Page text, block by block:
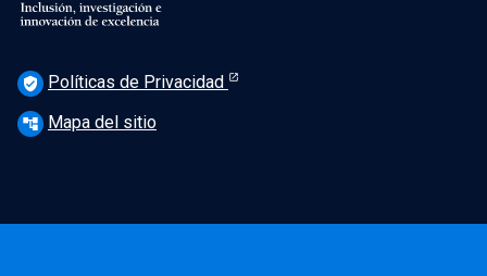
verified_user Políticas de Privacidad
account_tree Mapa del sitio